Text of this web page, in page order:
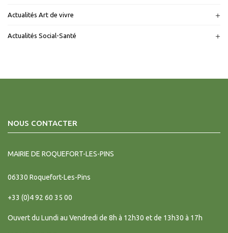
Actualités Art de vivre
Actualités Social-Santé
NOUS CONTACTER
MAIRIE DE ROQUEFORT-LES-PINS
06330 Roquefort-Les-Pins
+33 (0)4 92 60 35 00
Ouvert du Lundi au Vendredi de 8h à 12h30 et de 13h30 à 17h